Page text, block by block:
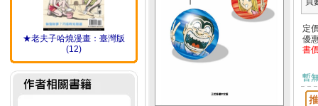
★老夫子哈燒漫畫：臺灣版
(12)
定
優
書
暫